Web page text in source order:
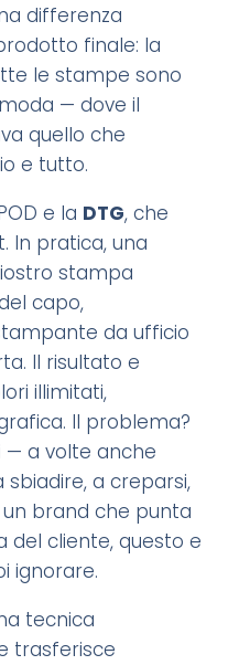
differenza
finale: la
le stampe sono
— dove il
quello che
e tutto.
e la DTG, che
In pratica, una
stampa
capo,
da ufficio
Il risultato e
illimitati,
Il problema?
— a volte anche
a creparsi,
brand che punta
del cliente, questo e
ignorare.
tecnica
trasferisce